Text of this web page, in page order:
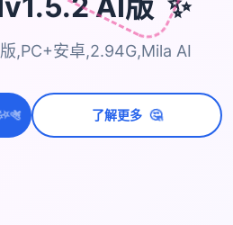
,PC+安卓,2.94G,Mila AI
💫 了解更多 🤔